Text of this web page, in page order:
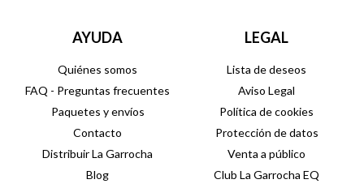
AYUDA
Quiénes somos
FAQ - Preguntas frecuentes
Paquetes y envíos
Contacto
Distribuir La Garrocha
Blog
LEGAL
Lista de deseos
Aviso Legal
Política de cookies
Protección de datos
Venta a público
Club La Garrocha EQ